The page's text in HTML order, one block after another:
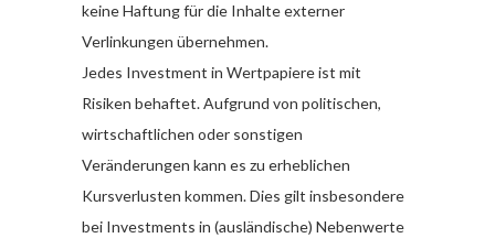
keine Haftung für die Inhalte externer
Verlinkungen übernehmen.
Jedes Investment in Wertpapiere ist mit
Risiken behaftet. Aufgrund von politischen,
wirtschaftlichen oder sonstigen
Veränderungen kann es zu erheblichen
Kursverlusten kommen. Dies gilt insbesondere
bei Investments in (ausländische) Nebenwerte